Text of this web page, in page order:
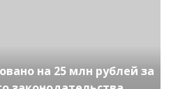
на 25 млн рублей за